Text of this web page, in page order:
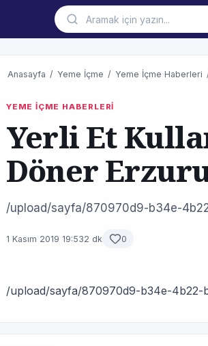
Anasayfa / Yeme İçme / Yeme İçme Haberleri
YEME İÇME HABERLERİ
Yerli Et
Döner
/upload/sayfa/870970d9-b34e-
1 Kasım 2019 19:532 dk 0
/upload/sayfa/870970d9-b34e-4b22-